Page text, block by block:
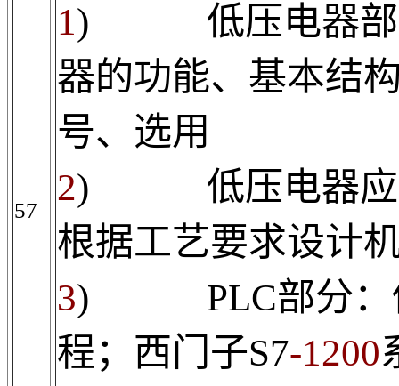
57
1) 低压电器
器的功能、基本结
号、选用
2) 低压电器
根据工艺要求设计
3) PLC部分
程；西门子S7-1200